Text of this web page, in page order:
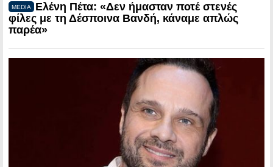
MEDIA
Ελένη Πέτα: «Δεν ήμασταν ποτέ στενές
φίλες με τη Δέσποινα Βανδή, κάναμε απλώς
παρέα»